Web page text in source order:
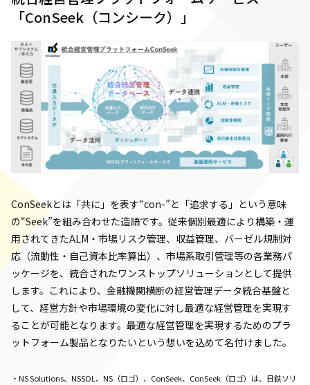
「ConSeek（コンシーク）」
ConSeekとは「共に」を表す“con-”と「追求する」という意味
の“Seek”を組み合わせた造語です。従来個別最適により構築・運
用されてきたALM・市場リスク管理、収益管理、バーゼル規制対
応（流動性・自己資本比率算出）、市場系取引管理等の各業務パ
ッケージを、統合されたワンストップソリューションとして提供
します。これにより、金融機関横断の経営管理データ統合基盤と
して、経営方針や市場環境の変化に対し最適な経営管理を実現す
ることが可能となります。最適な経営管理を実現するためのプラ
ットフォーム製品となりたいという想いを込めて名付けました。
・NS Solutions、NSSOL、NS（ロゴ）、ConSeek、ConSeek（ロゴ）は、日鉄ソリ